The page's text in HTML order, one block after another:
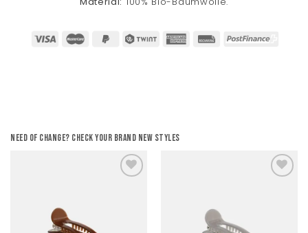
Need of change? Check your brand new styles